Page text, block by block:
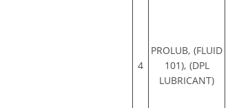
4
PROLUB, (FLUID
101), (DPL
LUBRICANT)